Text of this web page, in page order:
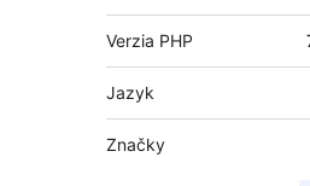
Verzia PHP
Jazyk
Značky